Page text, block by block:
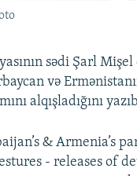
sədi Şarl
və
alqışladığını
& Armenia’s
- releases of